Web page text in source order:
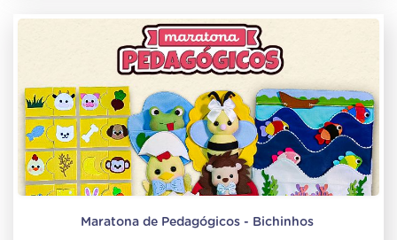
Maratona de Pedagógicos - Bichinhos